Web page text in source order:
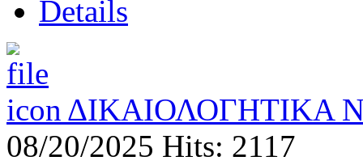
Details
ΔΙΚΑΙΟΛΟΓΗΤΙΚΑ
08/20/2025 Hits: 2117